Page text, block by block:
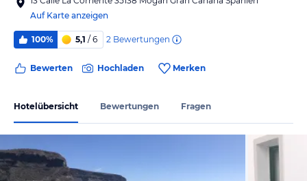
Auf Karte anzeigen
100% 5,1 / 6 2 Bewertungen
Bewerten Hochladen Merken
Hotelübersicht Bewertungen Fragen